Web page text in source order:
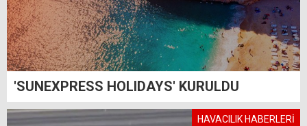
'SUNEXPRESS HOLIDAYS' KURULDU
HAVACILIK HABERLERİ